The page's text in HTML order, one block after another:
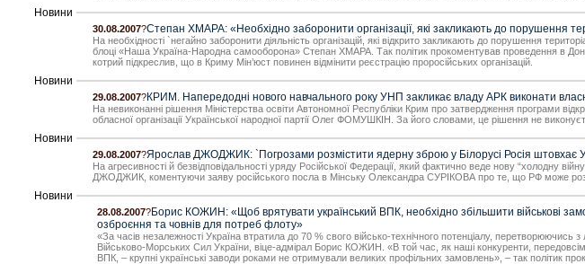
Новини
30.08.2007?Степан ХМАРА: «Необхідно заборонити організації, які закликають до порушення
На необхідності `негайно заборонити діяльність організацій, які відкрито закликають до порушення
блоці «Наша Україна-Народна самооборона» Степан ХМАРА. Так політик прокоментував проведення в
котрий підкреслив, що в Криму Мін’юст повинен відмінити реєстрацію проросійських організацій.
Новини
29.08.2007?КРИМ. Напередодні нового навчального року УНП закликає владу АРК виконати
На невиконанні рішення Міністерства освіти Автономної Республіки Крим про затвердження програми
обласної організації Української народної партії Олег ФОМУШКІН. За його словами, це рішення не
Новини
29.08.2007?Ярослав ДЖОДЖИК: `Погрозами розмістити ядерну зброю у Білорусі Росія штовхає
На агресивності й безвідповідальності уряду Російської Федерації, який фактично веде нову “холодну
ДЖОДЖИК, коментуючи заяву російського посла в Мінську Олександра СУРІКОВА про те, що РФ може
Новини
28.08.2007?Борис КОЖИН: «Щоб врятувати український ВПК, необхідно збільшити військові
озброєння та човнів для потреб флоту»
«За часів незалежності Україна втратила до 70 % свого військо-технічного потенціалу,
Військово-Морських Сил України, віце-адмірал Борис КОЖИН. «В той час, як наші конкуренти,
ВПК, – крупні українські заводи роками не отримували великих профільних замовлень», – так політик